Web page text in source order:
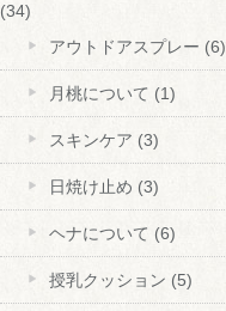
(34)
アウトドアスプレー (6)
月桃について (1)
スキンケア (3)
日焼け止め (3)
ヘナについて (6)
授乳クッション (5)